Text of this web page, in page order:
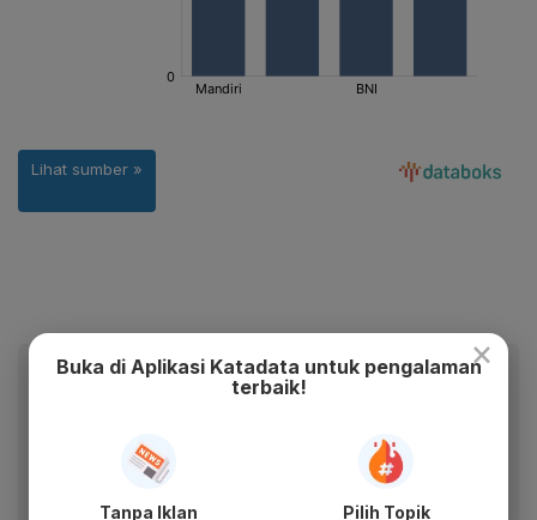
Baca artikel ini lewat aplikasi mobile.
fitur menarik lainnya lewat aplikasi mobile Katadata.
×
Buka di Aplikasi Katadata untuk pengalaman
terbaik!
Tanpa Iklan Pilih Topik